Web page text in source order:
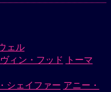
ェル
ィン・フッド
トーマ
シェイファー アニー・